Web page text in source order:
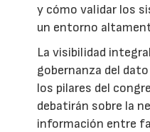
y cómo validar los
un entorno
La visibilidad
gobernanza del
los pilares del
debatirán sobre la
información entre